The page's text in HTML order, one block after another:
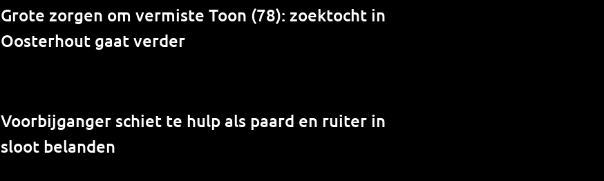
Grote zorgen om vermiste Toon (78): zoektocht in
Oosterhout gaat verder
Voorbijganger schiet te hulp als paard en ruiter in
sloot belanden